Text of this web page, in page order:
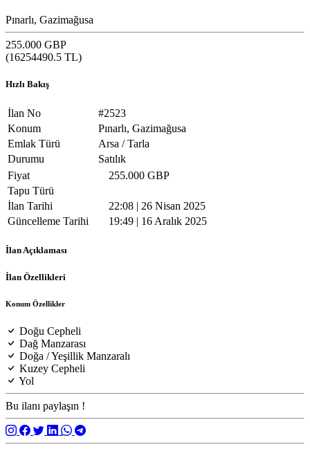
Pınarlı, Gazimağusa
255.000 GBP
(16254490.5 TL)
Hızlı Bakış
İlan No
#2523
Konum
Pınarlı, Gazimağusa
Emlak Türü
Arsa / Tarla
Durumu
Satılık
Fiyat
255.000 GBP
Tapu Türü
İlan Tarihi
22:08 | 26 Nisan 2025
Güncelleme Tarihi
19:49 | 16 Aralık 2025
İlan Açıklaması
İlan Özellikleri
Konum Özellikler
Doğu Cepheli
Dağ Manzarası
Doğa / Yeşillik Manzaralı
Kuzey Cepheli
Yol
Bu ilanı paylaşın !